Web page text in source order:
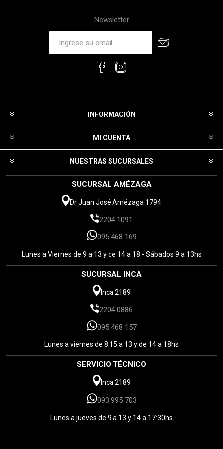
Newsletter
INFORMACIÓN
MI CUENTA
NUESTRAS SUCURSALES
SUCURSAL AMÉZAGA
Dr Juan José Amézaga 1794
2204 1091
095 468 169
Lunes a Viernes de 9 a 13 y de 14 a 18 - Sábados 9 a 13hs
SUCURSAL INCA
Inca 2189
2204 0886
095 468 157
Lunes a viernes de 8:15 a 13 y de 14 a 18hs
SERVICIO TÉCNICO
Inca 2189
093 995 703
Lunes a jueves de 9 a 13 y 14 a 17:30hs